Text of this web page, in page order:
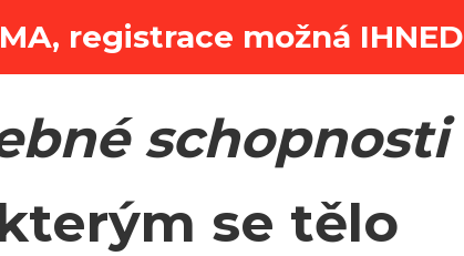
registrace možná IHNED
schopnosti
se tělo